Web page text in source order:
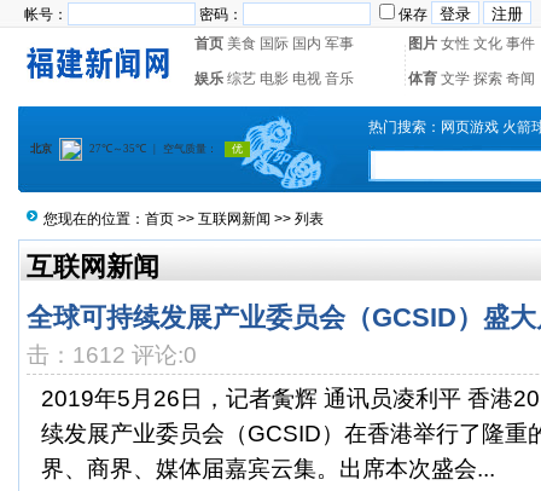
帐号： 密码：
保存
首页 美食 国际 国内 军事 图片 女性 文化 事件
娱乐 综艺 电影 电视 音乐 体育 文学 探索 奇闻
热门搜索： 网页游戏 火箭
您现在的位置： 首页 >> 互联网新闻 >> 列表
互联网新闻
全球可持续发展产业委员会（GCSID）盛
击：1612 评论:0
2019年5月26日，记者夤辉 通讯员凌利平 香港
续发展产业委员会（GCSID）在香港举行了隆重
界、商界、媒体届嘉宾云集。出席本次盛会...